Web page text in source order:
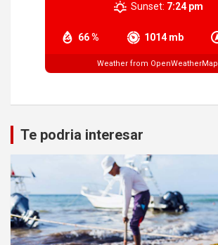
66 % 1014 mb
Sunset: 7:24 pm
Weather from OpenWeatherMap
Te podria interesar